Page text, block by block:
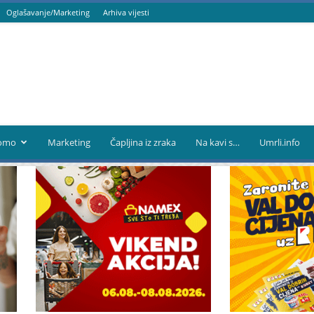
Oglašavanje/Marketing Arhiva vijesti
Marketing Čapljina iz zraka Na kavi s… Umrli.info